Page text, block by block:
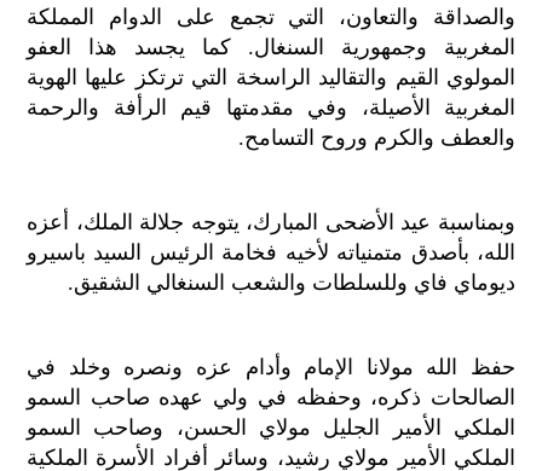
والصداقة والتعاون، التي تجمع على الدوام المملكة
المغربية وجمهورية السنغال. كما يجسد هذا العفو
المولوي القيم والتقاليد الراسخة التي ترتكز عليها الهوية
المغربية الأصيلة، وفي مقدمتها قيم الرأفة والرحمة
والعطف والكرم وروح التسامح.
وبمناسبة عيد الأضحى المبارك، يتوجه جلالة الملك، أعزه
الله، بأصدق متمنياته لأخيه فخامة الرئيس السيد باسيرو
ديوماي فاي وللسلطات والشعب السنغالي الشقيق.
حفظ الله مولانا الإمام وأدام عزه ونصره وخلد في
الصالحات ذكره، وحفظه في ولي عهده صاحب السمو
الملكي الأمير الجليل مولاي الحسن، وصاحب السمو
الملكي الأمير مولاي رشيد، وسائر أفراد الأسرة الملكية